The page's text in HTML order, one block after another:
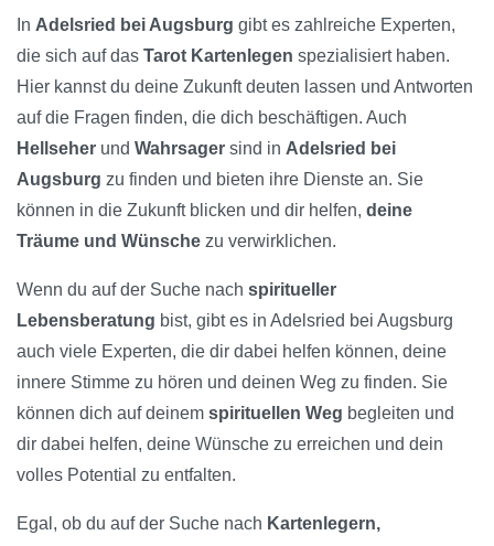
In Adelsried bei Augsburg gibt es zahlreiche Experten,
die sich auf das Tarot Kartenlegen spezialisiert haben.
Hier kannst du deine Zukunft deuten lassen und Antworten
auf die Fragen finden, die dich beschäftigen. Auch
Hellseher und Wahrsager sind in Adelsried bei
Augsburg zu finden und bieten ihre Dienste an. Sie
können in die Zukunft blicken und dir helfen, deine
Träume und Wünsche zu verwirklichen.
Wenn du auf der Suche nach spiritueller
Lebensberatung bist, gibt es in Adelsried bei Augsburg
auch viele Experten, die dir dabei helfen können, deine
innere Stimme zu hören und deinen Weg zu finden. Sie
können dich auf deinem spirituellen Weg begleiten und
dir dabei helfen, deine Wünsche zu erreichen und dein
volles Potential zu entfalten.
Egal, ob du auf der Suche nach Kartenlegern,